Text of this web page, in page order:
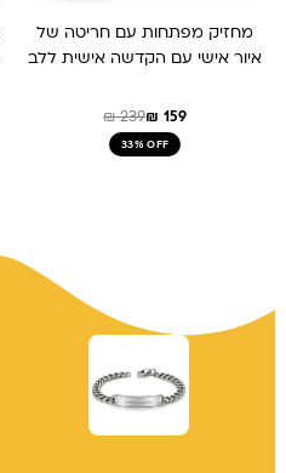
מחזיק מפתחות עם חריטה של
איור אישי עם הקדשה אישית ללב
₪239₪ 159
33% OFF